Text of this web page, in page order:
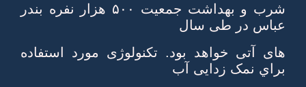
شرب و بهداشت جمعيت ۵۰۰ هزار نفره بندر
عباس در طی سال
های آتی خواهد بود. تكنولوژی مورد استفاده
براي نمک زدايی آب